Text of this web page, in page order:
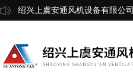
绍兴上虞安通风机设备有限公司